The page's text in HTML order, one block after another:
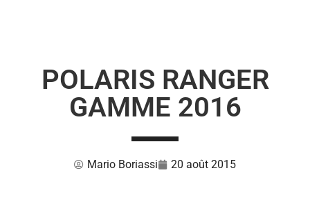
POLARIS RANGER
GAMME 2016
Mario Boriassi 20 août 2015